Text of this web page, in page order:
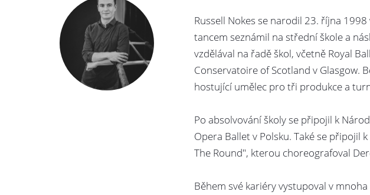
Russell Nokes se narodil 23. října
tancem seznámil na střední škole a
vzdělával na řadě škol, včetně Royal
Conservatoire of Scotland v Glasgow.
hostující umělec pro tři produkce a
Po absolvování školy se připojil k
Opera Ballet v Polsku. Také se připojil
The Round", kterou choreografoval
Během své kariéry vystupoval v